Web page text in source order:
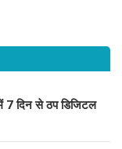
7 दिन से ठप डिजिटल